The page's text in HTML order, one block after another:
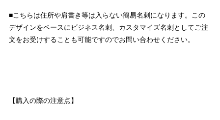
■こちらは住所や肩書き等は入らない簡易名刺になります。この
デザインをベースにビジネス名刺、カスタマイズ名刺としてご注
文をお受けすることも可能ですのでお問い合わせください。
【購入の際の注意点】